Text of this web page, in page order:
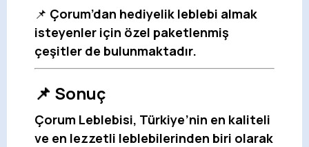
📌 Çorum’dan hediyelik leblebi almak
isteyenler için özel paketlenmiş
çeşitler de bulunmaktadır.
📌 Sonuç
Çorum Leblebisi, Türkiye’nin en kaliteli
ve en lezzetli leblebilerinden biri olarak